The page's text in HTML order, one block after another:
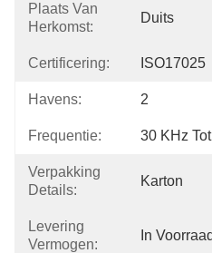
Plaats Van
Herkomst:
Duits
Certificering: ISO17025
Havens: 2
Frequentie: 30 KHz
Verpakking
Details:
Karton
Levering
Vermogen:
In Voorraad